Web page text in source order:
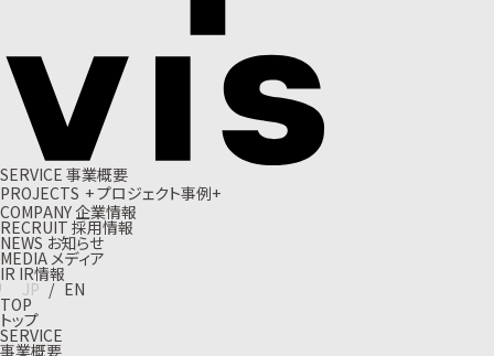
SERVICE 事業概要
PROJECTS +プロジェクト事例+
COMPANY企業情報
RECRUIT 採用情報
NEWS お知らせ
MEDIA メディア
IR IR情報
JP / EN
TOP
トップ
SERVICE
事業概要